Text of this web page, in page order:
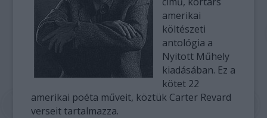
amerikai
költészeti
antológia a
Nyitott Műhely
kiadásában. Ez a
kötet 22
amerikai poéta műveit, köztük Carter Revard
verseit tartalmazza.